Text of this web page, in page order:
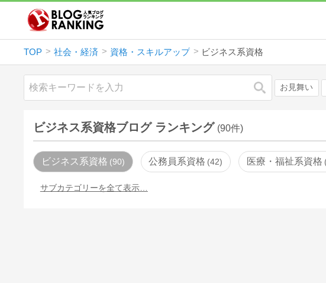
TOP 社会・経済 資格・スキルアップ ビジネス系資格
検索 お見舞い
ビジネス系資格ブログ ランキング (90件)
ビジネス系資格 90 公務員系資格 42 医療・福祉系資格
サブカテゴリーを全て表示…